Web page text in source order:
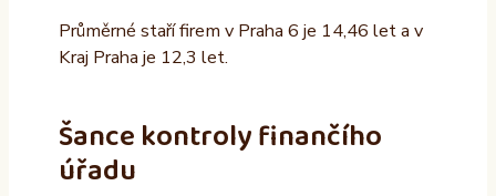
Průměrné staří firem v Praha 6 je 14,46 let a v
Kraj Praha je 12,3 let.
Šance kontroly finančího
úřadu